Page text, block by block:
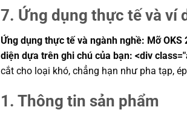
7. Ứng dụng thực tế và ví
Ứng dụng thực tế và ngành nghề: Mỡ
diện dựa trên ghi chú của bạn: <div
cắt cho loại khó, chẳng hạn như pha tạp,
1. Thông tin sản phẩm